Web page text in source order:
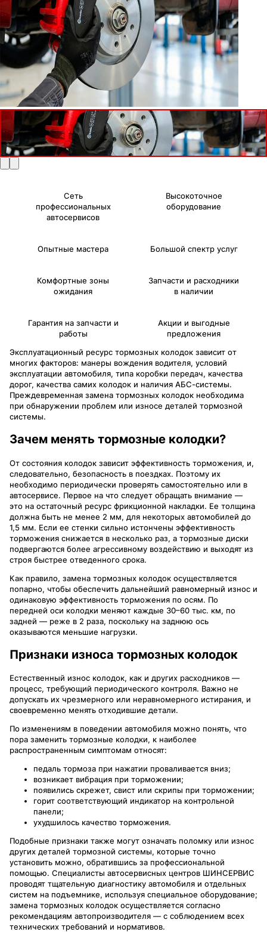
Сеть
профессиональных
автосервисов
Высокоточное
оборудование
Опытные мастера Большой спектр услуг
Комфортные зоны
ожидания
Запчасти и расходники
в наличии
Гарантия на запчасти и
работы
Акции и выгодные
предложения
Эксплуатационный ресурс тормозных колодок зависит от
многих факторов: манеры вождения водителя, условий
эксплуатации автомобиля, типа коробки передач, качества
дорог, качества самих колодок и наличия АБС-системы.
Преждевременная замена тормозных колодок необходима
при обнаружении проблем или износе деталей тормозной
системы.
Зачем менять тормозные колодки?
От состояния колодок зависит эффективность торможения, и,
следовательно, безопасность в поездках. Поэтому их
необходимо периодически проверять самостоятельно или в
автосервисе. Первое на что следует обращать внимание —
это на остаточный ресурс фрикционной накладки. Ее толщина
должна быть не менее 2 мм, для некоторых автомобилей до
1,5 мм. Если ее стенки сильно истончены эффективность
торможения снижается в несколько раз, а тормозные диски
подвергаются более агрессивному воздействию и выходят из
строя быстрее отведенного срока.
Как правило, замена тормозных колодок осуществляется
попарно, чтобы обеспечить дальнейший равномерный износ и
одинаковую эффективность торможения по осям. По
передней оси колодки меняют каждые 30–60 тыс. км, по
задней — реже в 2 раза, поскольку на заднюю ось
оказываются меньшие нагрузки.
Признаки износа тормозных колодок
Естественный износ колодок, как и других расходников —
процесс, требующий периодического контроля. Важно не
допускать их чрезмерного или неравномерного истирания, и
своевременно менять отходившие детали.
По изменениям в поведении автомобиля можно понять, что
пора заменить тормозные колодки, к наиболее
распространенным симптомам относят:
педаль тормоза при нажатии проваливается вниз;
возникает вибрация при торможении;
появились скрежет, свист или скрипы при торможении;
горит соответствующий индикатор на контрольной
панели;
ухудшилось качество торможения.
Подобные признаки также могут означать поломку или износ
других деталей тормозной системы, которые точно
установить можно, обратившись за профессиональной
помощью. Специалисты автосервисных центров ШИНСЕРВИС
проводят тщательную диагностику автомобиля и отдельных
систем на подъемнике, используя специальное оборудование;
замена тормозных колодок осуществляется согласно
рекомендациям автопроизводителя — с соблюдением всех
технических требований и нормативов.